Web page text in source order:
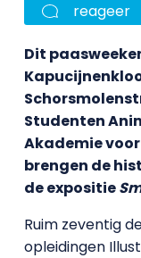
reageer
Dit
Studenten
Akademie
brengen de
de expositie
Ruim zeventig
opleidingen